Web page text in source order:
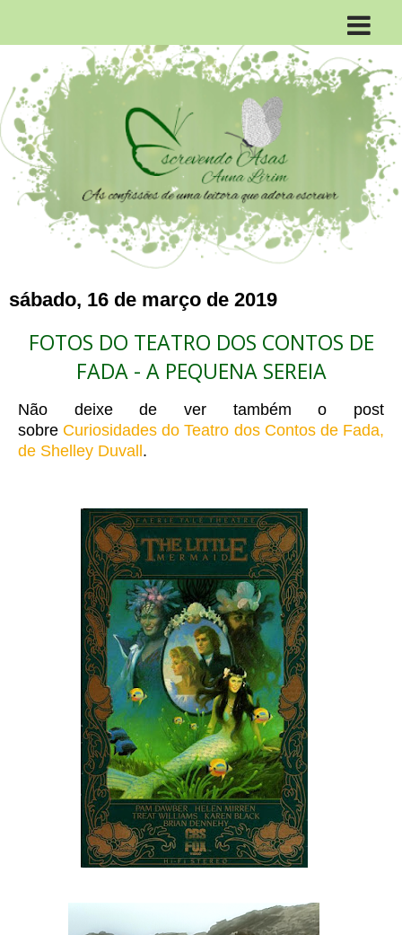
sábado, 16 de março de 2019
FOTOS DO TEATRO DOS CONTOS DE
FADA - A PEQUENA SEREIA
Não deixe de ver também o post
sobre Curiosidades do Teatro dos Contos de Fada,
de Shelley Duvall.